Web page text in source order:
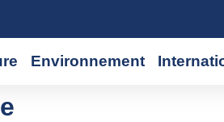
Environnement